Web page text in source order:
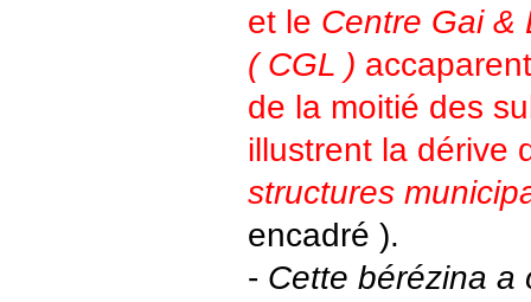
et le Centre Gai &
( CGL )
de la moitié des
illustrent la dérive
structures
encadré ).
- Cette bérézina a